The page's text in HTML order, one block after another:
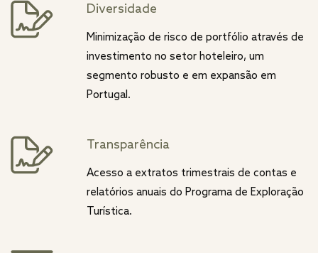
Diversidade
Minimização de risco de portfólio através de
investimento no setor hoteleiro, um
segmento robusto e em expansão em
Portugal.
Transparência
Acesso a extratos trimestrais de contas e
relatórios anuais do Programa de Exploração
Turística.